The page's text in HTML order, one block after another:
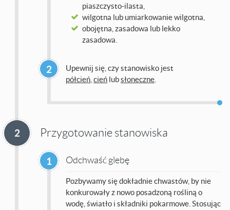
piaszczysto-ilasta,
wilgotna lub umiarkowanie wilgotna,
obojętna, zasadowa lub lekko
zasadowa.
2
Upewnij się, czy stanowisko jest
półcień cień lubsłoneczne
2 Przygotowanie stanowiska
1 Odchwaść glebę
Pozbywamy się dokładnie chwastów, by nie
konkurowały z nowo posadzoną rośliną o
wodę, światło i składniki pokarmowe. Stosując